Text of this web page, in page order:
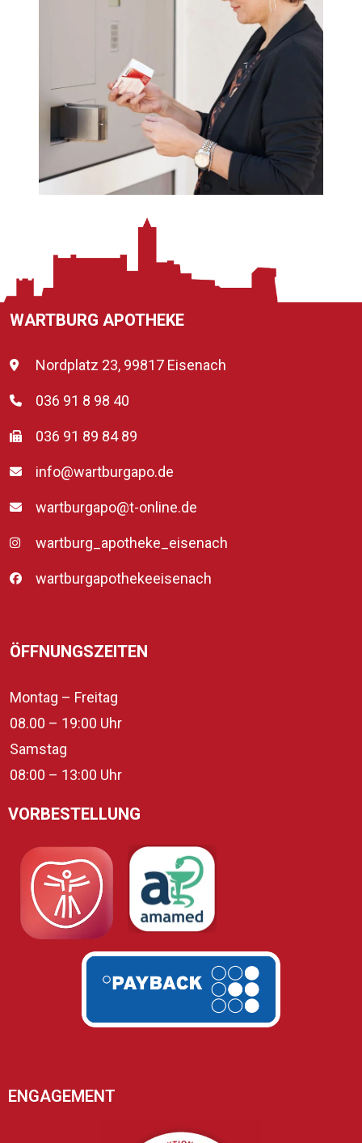
WARTBURG APOTHEKE
Nordplatz 23, 99817 Eisenach
036 91 8 98 40
036 91 89 84 89
info@wartburgapo.de
wartburgapo@t-online.de
wartburg_apotheke_eisenach
wartburgapothekeeisenach
ÖFFNUNGSZEITEN
Montag – Freitag
08.00 – 19:00 Uhr
Samstag
08:00 – 13:00 Uhr
VORBESTELLUNG
ENGAGEMENT